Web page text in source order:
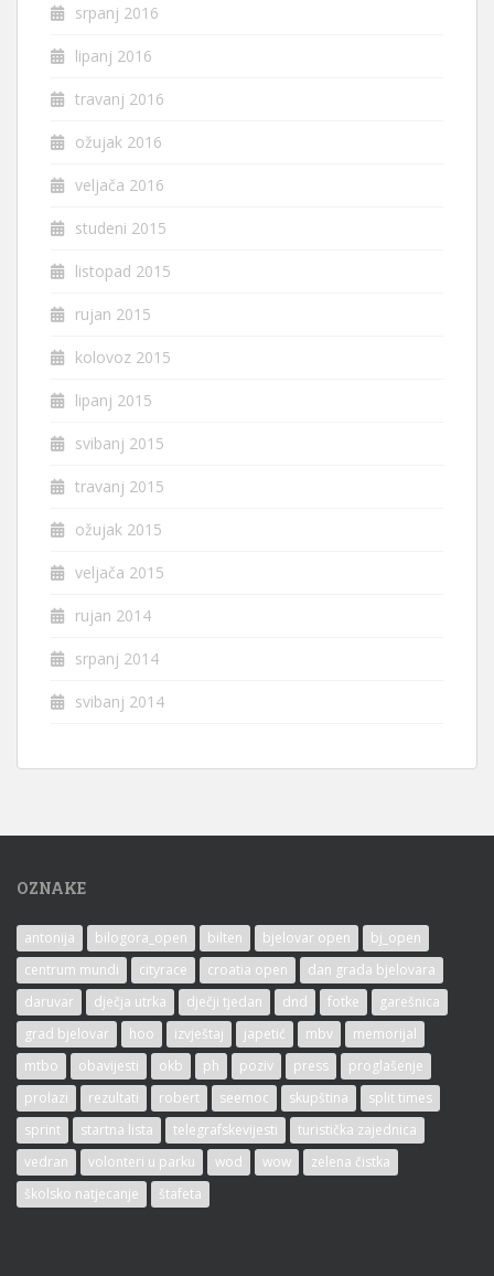
srpanj 2016
lipanj 2016
travanj 2016
ožujak 2016
veljača 2016
studeni 2015
listopad 2015
rujan 2015
kolovoz 2015
lipanj 2015
svibanj 2015
travanj 2015
ožujak 2015
veljača 2015
rujan 2014
srpanj 2014
svibanj 2014
OZNAKE
antonija bilogora_open bilten bjelovar open
bj_open
centrum mundi
cityrace croatia open
dan grada bjelovara
daruvar
dječja utrka dječji tjedan dnd fotke
garešnica
grad bjelovar
hoo izvještaj japetić mbv
memorijal
mtbo
obavijesti okb ph poziv press
proglašenje
prolazi
rezultati robert seemoc skupština
split times
sprint
startna lista telegrafskevijesti
turistička zajednica
vedran
volonteri u parku wod wow
zelena čistka
školsko natjecanje
štafeta